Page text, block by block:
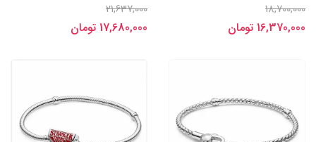
18,700,000
16,370,000 تومان
21,637,000
17,680,000 تومان